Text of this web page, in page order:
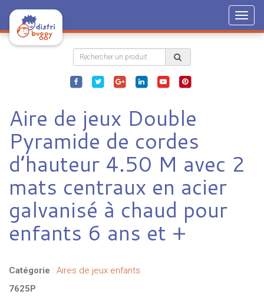
Aire de jeux Double
Pyramide de cordes
d’hauteur 4.50 M avec 2
mats centraux en acier
galvanisé à chaud pour
enfants 6 ans et +
Catégorie : Aires de jeux enfants
7625P